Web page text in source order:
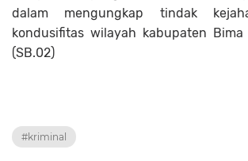
dalam mengungkap tindak
kondusifitas wilayah kabupaten
(SB.02)
#kriminal